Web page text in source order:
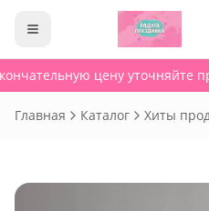
цену уточняйте
Главная Каталог Хиты